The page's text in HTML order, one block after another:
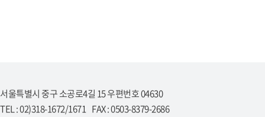
서울특별시 중구 소공로4길 15 우편번호 04630
TEL : 02)318-1672/1671 FAX : 0503-8379-2686